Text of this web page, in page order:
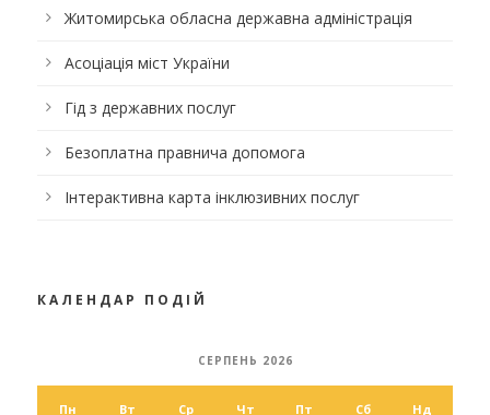
Житомирська обласна державна адміністрація
Асоціація міст України
Гід з державних послуг
Безоплатна правнича допомога
Інтерактивна карта інклюзивних послуг
КАЛЕНДАР ПОДІЙ
СЕРПЕНЬ 2026
Пн Вт Ср Чт Пт Сб Нд